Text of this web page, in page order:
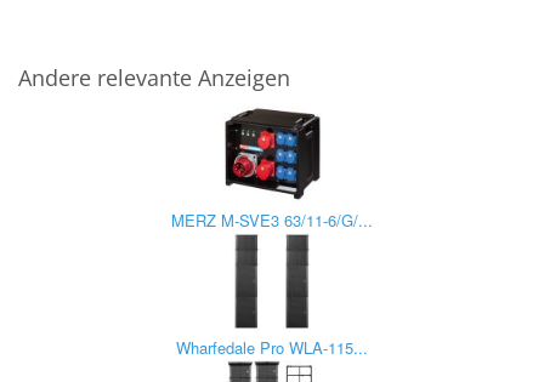
Andere relevante Anzeigen
MERZ M-SVE3 63/11-6/G/...
Wharfedale Pro WLA-115...